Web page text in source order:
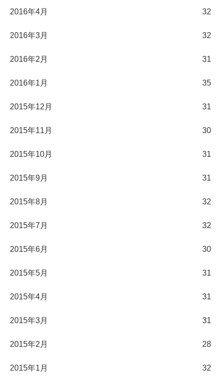
2016年4月 32
2016年3月 32
2016年2月 31
2016年1月 35
2015年12月 31
2015年11月 30
2015年10月 31
2015年9月 31
2015年8月 32
2015年7月 32
2015年6月 30
2015年5月 31
2015年4月 31
2015年3月 31
2015年2月 28
2015年1月 32